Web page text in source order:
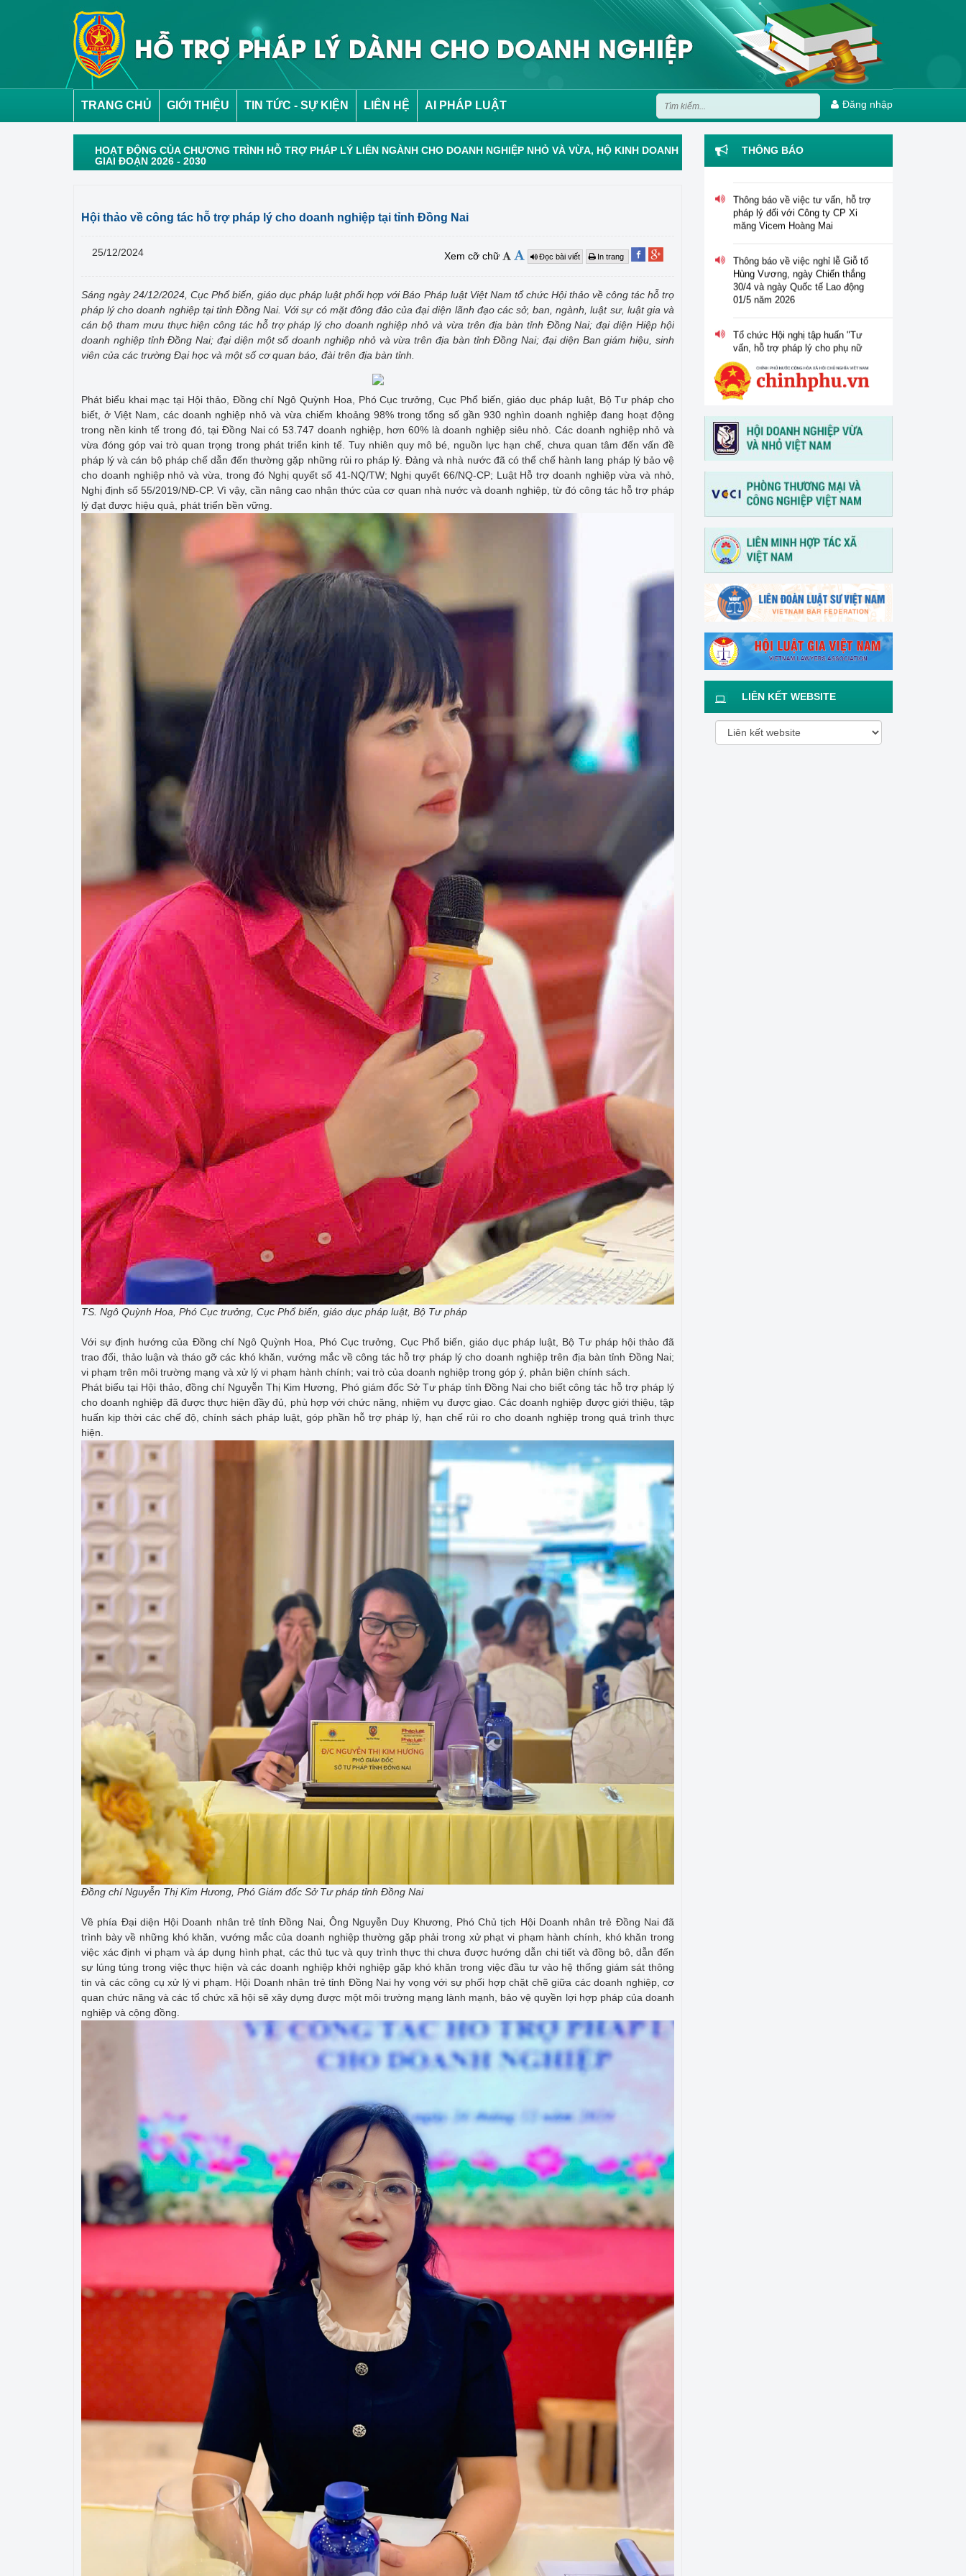
TRANG CHỦ GIỚI THIỆU TIN TỨC - SỰ KIỆN LIÊN HỆ AI PHÁP LUẬT Đăng nhập
HOẠT ĐỘNG CỦA CHƯƠNG TRÌNH HỖ TRỢ PHÁP LÝ LIÊN NGÀNH CHO DOANH NGHIỆP NHỎ VÀ VỪA, HỘ KINH DOANH
GIAI ĐOẠN 2026 - 2030
Hội thảo về công tác hỗ trợ pháp lý cho doanh nghiệp tại tỉnh Đồng Nai
25/12/2024 Xem cỡ chữ Đọc bài viết In trang
Sáng ngày 24/12/2024, Cục Phổ biến, giáo dục pháp luật phối hợp với Báo Pháp luật Việt Nam tổ chức Hội thảo về công tác hỗ trợ
pháp lý cho doanh nghiệp tại tỉnh Đồng Nai. Với sự có mặt đông đảo của đại diện lãnh đạo các sở, ban, ngành, luật sư, luật gia và
cán bộ tham mưu thực hiện công tác hỗ trợ pháp lý cho doanh nghiệp nhỏ và vừa trên địa bàn tỉnh Đồng Nai; đại diện Hiệp hội
doanh nghiệp tỉnh Đồng Nai; đại diện một số doanh nghiệp nhỏ và vừa trên địa bàn tỉnh Đồng Nai; đại diện Ban giám hiệu, sinh
viên của các trường Đại học và một số cơ quan báo, đài trên địa bàn tỉnh.
Phát biểu khai mạc tại Hội thảo, Đồng chí Ngô Quỳnh Hoa, Phó Cục trưởng, Cục Phổ biến, giáo dục pháp luật, Bộ Tư pháp cho
biết, ở Việt Nam, các doanh nghiệp nhỏ và vừa chiếm khoảng 98% trong tổng số gần 930 nghìn doanh nghiệp đang hoạt động
trong nền kinh tế trong đó, tại Đồng Nai có 53.747 doanh nghiệp, hơn 60% là doanh nghiệp siêu nhỏ. Các doanh nghiệp nhỏ và
vừa đóng góp vai trò quan trọng trong phát triển kinh tế. Tuy nhiên quy mô bé, nguồn lực hạn chế, chưa quan tâm đến vấn đề
pháp lý và cán bộ pháp chế dẫn đến thường gặp những rủi ro pháp lý. Đảng và nhà nước đã có thể chế hành lang pháp lý bảo vệ
cho doanh nghiệp nhỏ và vừa, trong đó Nghị quyết số 41-NQ/TW; Nghị quyết 66/NQ-CP; Luật Hỗ trợ doanh nghiệp vừa và nhỏ,
Nghị định số 55/2019/NĐ-CP. Vì vậy, cần nâng cao nhận thức của cơ quan nhà nước và doanh nghiệp, từ đó công tác hỗ trợ pháp
lý đạt được hiệu quả, phát triển bền vững.
TS. Ngô Quỳnh Hoa, Phó Cục trưởng, Cục Phổ biến, giáo dục pháp luật, Bộ Tư pháp
Với sự định hướng của Đồng chí Ngô Quỳnh Hoa, Phó Cục trưởng, Cục Phổ biến, giáo dục pháp luật, Bộ Tư pháp hội thảo đã
trao đổi, thảo luận và tháo gỡ các khó khăn, vướng mắc về công tác hỗ trợ pháp lý cho doanh nghiệp trên địa bàn tỉnh Đồng Nai;
vi phạm trên môi trường mạng và xử lý vi phạm hành chính; vai trò của doanh nghiệp trong góp ý, phản biện chính sách.
Phát biểu tại Hội thảo, đồng chí Nguyễn Thị Kim Hương, Phó giám đốc Sở Tư pháp tỉnh Đồng Nai cho biết công tác hỗ trợ pháp lý
cho doanh nghiệp đã được thực hiện đầy đủ, phù hợp với chức năng, nhiệm vụ được giao. Các doanh nghiệp được giới thiệu, tập
huấn kịp thời các chế độ, chính sách pháp luật, góp phần hỗ trợ pháp lý, hạn chế rủi ro cho doanh nghiệp trong quá trình thực
hiện.
Đồng chí Nguyễn Thị Kim Hương, Phó Giám đốc Sở Tư pháp tỉnh Đồng Nai
Về phía Đại diện Hội Doanh nhân trẻ tỉnh Đồng Nai, Ông Nguyễn Duy Khương, Phó Chủ tịch Hội Doanh nhân trẻ Đồng Nai đã
trình bày về những khó khăn, vướng mắc của doanh nghiệp thường gặp phải trong xử phạt vi phạm hành chính, khó khăn trong
việc xác định vi phạm và áp dụng hình phạt, các thủ tục và quy trình thực thi chưa được hướng dẫn chi tiết và đồng bộ, dẫn đến
sự lúng túng trong việc thực hiện và các doanh nghiệp khởi nghiệp gặp khó khăn trong việc đầu tư vào hệ thống giám sát thông
tin và các công cụ xử lý vi phạm. Hội Doanh nhân trẻ tỉnh Đồng Nai hy vọng với sự phối hợp chặt chẽ giữa các doanh nghiệp, cơ
quan chức năng và các tổ chức xã hội sẽ xây dựng được một môi trường mạng lành mạnh, bảo vệ quyền lợi hợp pháp của doanh
nghiệp và cộng đồng.
THÔNG BÁO
Thông báo tuyển dụng viên chức
năm 2026 của Trung tâm Hỗ trợ
pháp lý cho doanh nghiệp nhỏ và
vừa
Thông báo về việc tư vấn, hỗ trợ
măng Vicem Hoàng Mai
Thông báo về việc nghỉ lễ Giỗ tổ
30/4 và ngày Quốc tế Lao động
01/5 năm 2026
Tổ chức Hội nghị tập huấn "Tư
khởi nghiệp, phát triển kinh
doanh" vào ngày 30/3/2026
V/v thông tin và đề nghị phối
hợp triển khai hoạt động của
Trung tâm Hỗ trợ pháp lý cho
doanh nghiệp nhỏ và vừa
LIÊN KẾT WEBSITE